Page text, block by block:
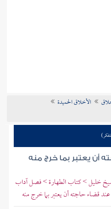
الأخلاق الحميدة
أن يعتبر بما خرج منه
خليل > كتاب الطهارة > فصل آداب
قضاء حاجته أن يعتبر بما خرج منه